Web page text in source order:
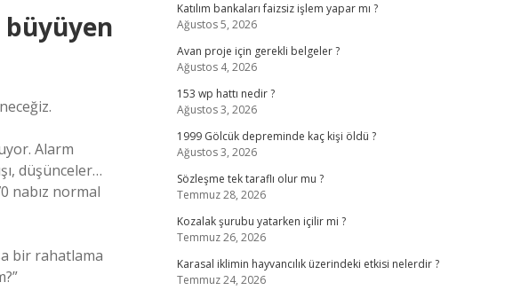
büyüyen
Alarm
düşünceler…
nabız normal
bir rahatlama
Katılım bankaları faizsiz işlem yapar mı ?
Ağustos 5, 2026
Avan proje için gerekli belgeler ?
Ağustos 4, 2026
153 wp hattı nedir ?
Ağustos 3, 2026
1999 Gölcük depreminde kaç kişi öldü ?
Ağustos 3, 2026
Sözleşme tek taraflı olur mu ?
Temmuz 28, 2026
Kozalak şurubu yatarken içilir mi ?
Temmuz 26, 2026
Karasal iklimin hayvancılık üzerindeki etkisi nelerdir ?
Temmuz 24, 2026